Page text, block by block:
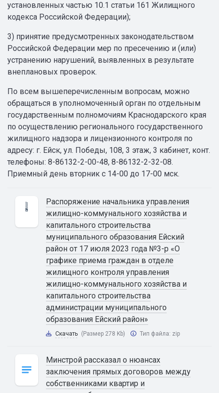
установленных частью 10.1 статьи 161 Жилищного
кодекса Российской Федерации);
3) принятие предусмотренных законодательством
Российской Федерации мер по пресечению и (или)
устранению нарушений, выявленных в результате
внеплановых проверок.
По всем вышеперечисленным вопросам, можно
обращаться в уполномоченный орган по отдельным
государственным полномочиям Краснодарского края
по осуществлению регионального государственного
жилищного надзора и лицензионного контроля по
адресу: г. Ейск, ул. Победы, 108, 3 этаж, 3 кабинет, конт.
телефоны: 8-86132-2-00-48, 8-86132-2-32-08.
Приемный день вторник с 14-00 до 17-00 мск.
Распоряжение начальника управления
жилищно-коммунального хозяйства и
капитального строительства
муниципального образования Ейский
район от 17 июля 2023 года №3-р «О
графике приема граждан в отделе
жилищного контроля управления
жилищно-коммунального хозяйства и
капитального строительства
администрации муниципального
образования Ейский район»
Скачать (Размер 278 Kb) Тип файла: zip
Минстрой рассказал о нюансах
заключения прямых договоров между
собственниками квартир и